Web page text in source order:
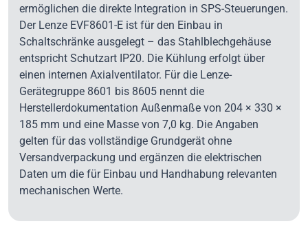
ermöglichen die direkte Integration in SPS-Steuerungen.
Der Lenze EVF8601-E ist für den Einbau in
Schaltschränke ausgelegt – das Stahlblechgehäuse
entspricht Schutzart IP20. Die Kühlung erfolgt über
einen internen Axialventilator. Für die Lenze-
Gerätegruppe 8601 bis 8605 nennt die
Herstellerdokumentation Außenmaße von 204 × 330 ×
185 mm und eine Masse von 7,0 kg. Die Angaben
gelten für das vollständige Grundgerät ohne
Versandverpackung und ergänzen die elektrischen
Daten um die für Einbau und Handhabung relevanten
mechanischen Werte.